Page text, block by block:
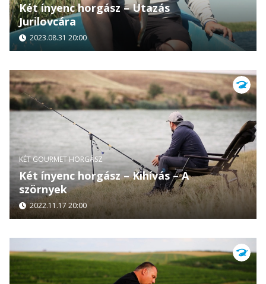
Két ínyenc horgász – Utazás
Jurilovcára
2023.08.31 20:00
KÉT GOURMET HORGÁSZ
Két ínyenc horgász – Kihívás – A
szörnyek
2022.11.17 20:00